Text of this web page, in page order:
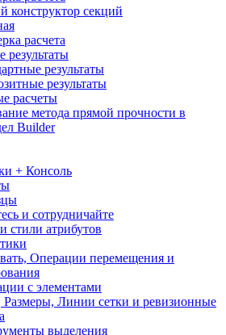
конструктор секций
расчета
результаты
результаты
результаты
расчеты
метода прямой прочности в
Builder
+ Консоль
и сотрудничайте
стили атрибутов
Операции перемещения и
с элементами
Размеры, Линии сетки и ревизионные
выделения